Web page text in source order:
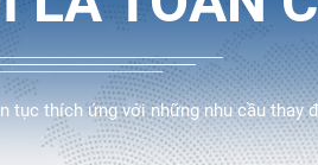
tục thích ứng với những nhu cầu thay